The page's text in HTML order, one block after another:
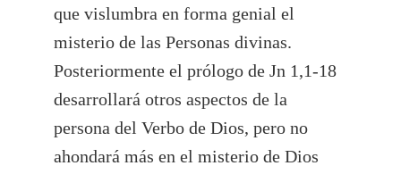
que vislumbra en forma genial el
misterio de las Personas divinas.
Posteriormente el prólogo de Jn 1,1-18
desarrollará otros aspectos de la
persona del Verbo de Dios, pero no
ahondará más en el misterio de Dios